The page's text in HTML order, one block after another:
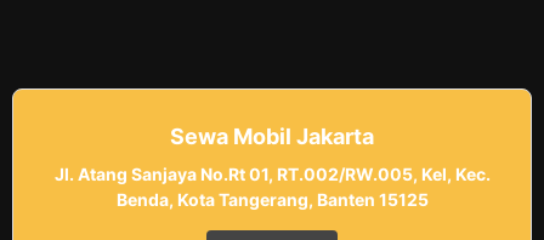
Sewa Mobil Jakarta
Jl. Atang Sanjaya No.Rt 01, RT.002/RW.005, Kel, Kec.
Benda, Kota Tangerang, Banten 15125